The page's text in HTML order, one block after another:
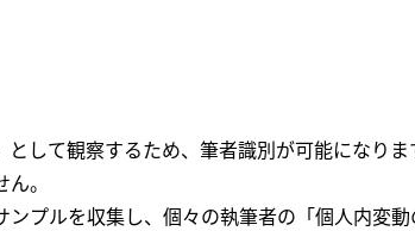
して観察するため、筆者識別が可能になり
。
プルを収集し、個々の執筆者の「個人内変動